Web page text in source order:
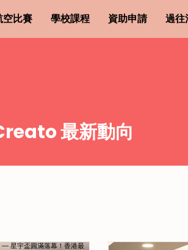
空比賽 學校課程 資助申請 過往
最新動向